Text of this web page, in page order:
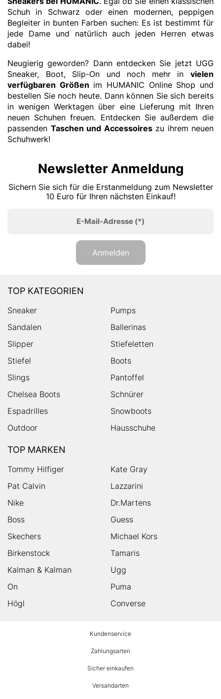
Schuh in Schwarz oder einen modernen, peppigen
Begleiter in bunten Farben suchen: Es ist bestimmt für
jede Dame und natürlich auch jeden Herren etwas
dabei!
Neugierig geworden? Dann entdecken Sie jetzt UGG
Sneaker, Boot, Slip-On und noch mehr in vielen
verfügbaren Größen im HUMANIC Online Shop und
bestellen Sie noch heute. Dann können Sie sich bereits
in wenigen Werktagen über eine Lieferung mit Ihren
neuen Schuhen freuen. Entdecken Sie außerdem die
passenden Taschen und Accessoireszu ihrem neuen
Schuhwerk!
Newsletter Anmeldung
Sichern Sie sich für die Erstanmeldung zum Newsletter
10 Euro für Ihren nächsten Einkauf!
E-Mail-Adresse (*)
Anmelden
TOP KATEGORIEN
Sneaker
Pumps
Sandalen
Ballerinas
Slipper
Stiefeletten
Stiefel
Boots
Slings
Pantoffel
Chelsea Boots
Schnürer
Espadrilles
Snowboots
Outdoor
Hausschuhe
TOP MARKEN
Tommy Hilfiger
Kate Gray
Pat Calvin
Lazzarini
Nike
Dr.Martens
Boss
Guess
Skechers
Michael Kors
Birkenstock
Tamaris
Kalman & Kalman
Ugg
On
Puma
Högl
Converse
Kundenservice
Zahlungsarten
Sicher einkaufen
Versandarten